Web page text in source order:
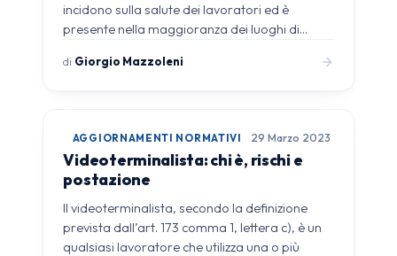
incidono sulla salute dei lavoratori ed è
presente nella maggioranza dei luoghi di…
di Giorgio Mazzoleni
AGGIORNAMENTI NORMATIVI 29 Marzo 2023
Videoterminalista: chi è, rischi e
postazione
Il videoterminalista, secondo la definizione
prevista dall’art. 173 comma 1, lettera c), è un
qualsiasi lavoratore che utilizza una o più